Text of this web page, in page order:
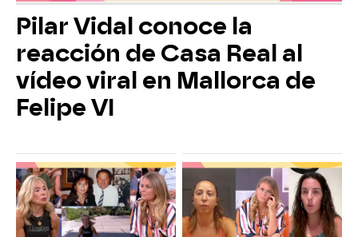
Pilar Vidal conoce la
reacción de Casa Real al
vídeo viral en Mallorca de
Felipe VI